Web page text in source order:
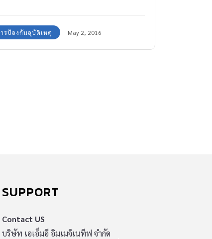
าชนิดไหนใช้กับแผลอะไรบ้างค่ะ
รป้องกันอุบัติเหตุ May 2, 2016
SUPPORT
Contact US
บริษัท เอเอ็มอี อิมเมจิเนทีฟ จำกัด